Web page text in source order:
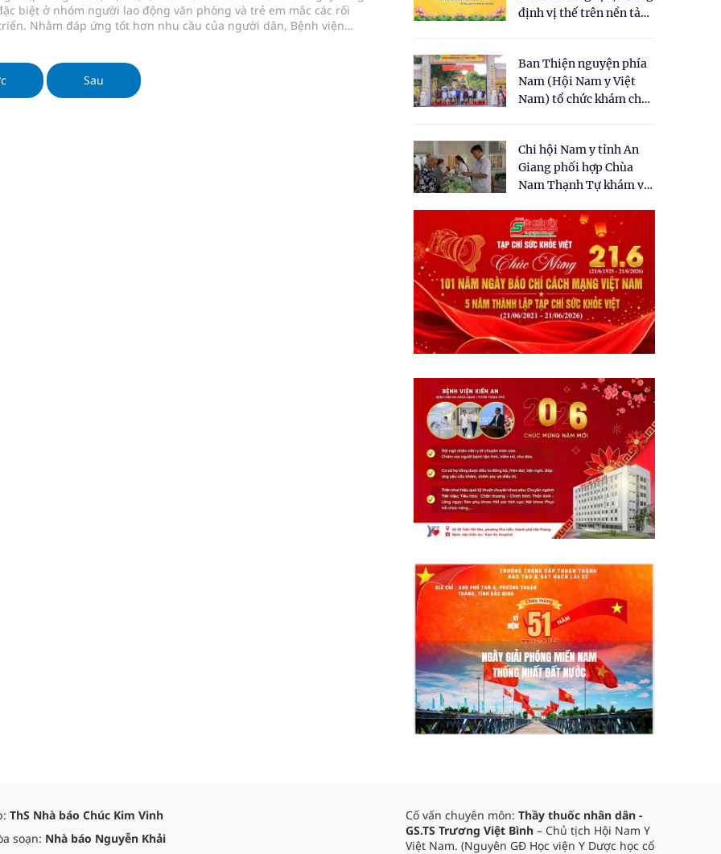
biệt ở nhóm người lao động văn phòng và trẻ em mắc các rối
Nhằm đáp ứng tốt hơn nhu cầu của người dân, Bệnh viện
Sau
định vị thế trên nền tảng
Ban Thiện nguyện phía
Nam (Hội Nam y Việt
Nam) tổ chức khám chữa
dân tại xã Tân Tập
Chi hội Nam y tỉnh An
Giang phối hợp Chùa
Nam Thạnh Tự khám và
nhân dân
ThS Nhà báo Chúc Kim Vinh
soạn: Nhà báo Nguyễn Khải
Cố vấn chuyên môn: Thầy thuốc nhân dân -
GS.TS Trương Việt Bình – Chủ tịch Hội Nam Y
Việt Nam. (Nguyên GĐ Học viện Y Dược học cổ